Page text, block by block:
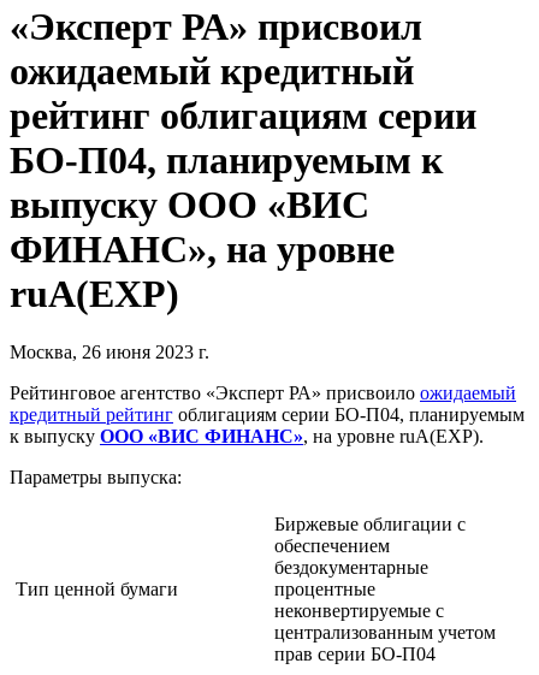
«Эксперт РА» присвоил
ожидаемый кредитный
рейтинг облигациям серии
БО-П04, планируемым к
выпуску ООО «ВИС
ФИНАНС», на уровне
ruА(EXP)
Москва, 26 июня 2023 г.
Рейтинговое агентство «Эксперт РА» присвоило ожидаемый
кредитный рейтинг облигациям серии БО-П04, планируемым
к выпуску ООО «ВИС ФИНАНС», на уровне ruА(EXP).
Параметры выпуска:
Тип ценной бумаги
Биржевые облигации с
обеспечением
бездокументарные
процентные
неконвертируемые с
централизованным учетом
прав серии БО-П04